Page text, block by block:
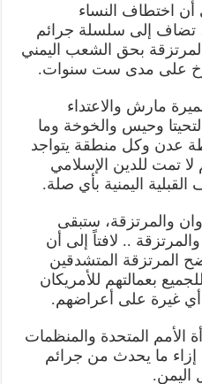
أن اختطاف النساء
تضاف إلى سلسلة جرائم
بحق الشعب اليمني
على مدى ست سنوات.
مارش والاعتداء
وحيس والخوخة وما
عدن وكل منطقة يتواجد
لا تمت للدين الإسلامي
اليمنية بأي صلة.
والمرتزقة، ستبقى
.. لافتاً إلى أن
المرتزقة المتشدقين
بعمالتهم للأمريكان
أي غيرة على أعراضهم.
الأمم المتحدة والمنظمات
إزاء ما يحدث من جرائم
اليمن.